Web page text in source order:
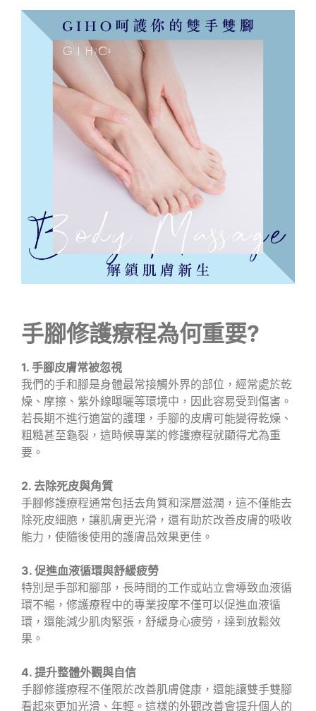
手腳修護療程為何重要?
1. 手腳皮膚常被忽視
我們的手和腳是身體最常接觸外界的部位，經常處於乾
燥、摩擦、紫外線曝曬等環境中，因此容易受到傷害。
若長期不進行適當的護理，手腳的皮膚可能變得乾燥、
粗糙甚至龜裂，這時候專業的修護療程就顯得尤為重
要。
2. 去除死皮與角質
手腳修護療程通常包括去角質和深層滋潤，這不僅能去
除死皮細胞，讓肌膚更光滑，還有助於改善皮膚的吸收
能力，使隨後使用的護膚品效果更佳。
3. 促進血液循環與舒緩疲勞
特別是手部和腳部，長時間的工作或站立會導致血液循
環不暢，修護療程中的專業按摩不僅可以促進血液循
環，還能減少肌肉緊張，舒緩身心疲勞，達到放鬆效
果。
4. 提升整體外觀與自信
手腳修護療程不僅限於改善肌膚健康，還能讓雙手雙腳
看起來更加光滑、年輕。這樣的外觀改善會提升個人的